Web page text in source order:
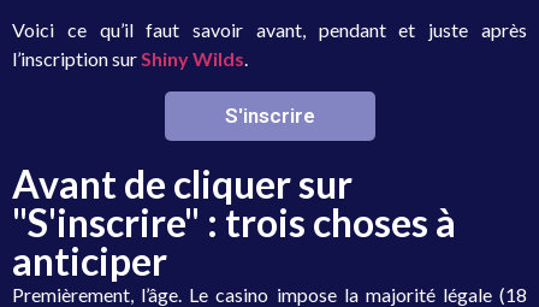
Voici ce qu’il faut savoir avant, pendant et juste après
l’inscription surShiny Wilds.
S'inscrire
Avant de cliquer sur
"S'inscrire" : trois choses à
anticiper
Premièrement, l’âge. Le casino impose la majorité légale (18